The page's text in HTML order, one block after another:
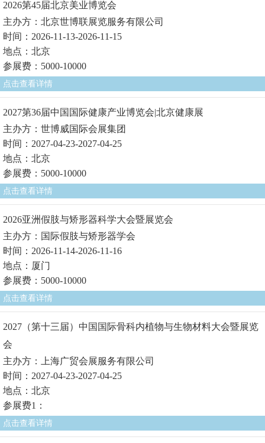
2026第45届北京美业博览会
主办方：北京世博联展览服务有限公司
时间：2026-11-13-2026-11-15
地点：北京
参展费：5000-10000
点击查看详情
2027第36届中国国际健康产业博览会|北京健康展
主办方：世博威国际会展集团
时间：2027-04-23-2027-04-25
地点：北京
参展费：5000-10000
点击查看详情
2026亚洲假肢与矫形器科学大会暨展览会
主办方：国际假肢与矫形器学会
时间：2026-11-14-2026-11-16
地点：厦门
参展费：5000-10000
点击查看详情
2027（第十三届）中国国际骨科内植物与生物材料大会暨展览
会
主办方：上海广贸会展服务有限公司
时间：2027-04-23-2027-04-25
地点：北京
参展费1：
点击查看详情